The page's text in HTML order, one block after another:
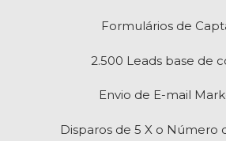
Formulários de
2.500 Leads base de
Envio de E-mail
Disparos de 5 X o Número